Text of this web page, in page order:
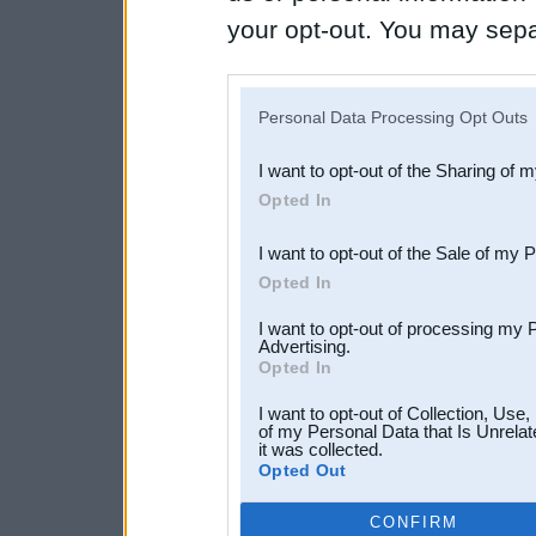
your opt-out. You may
Downstream Participants
third parties.
Personal Data Processing Opt Outs
I want to opt-out of the Sharing of
Opted In
I want to opt-out of the Sale of my
Opted In
I want to opt-out of processing my
Advertising.
Opted In
I want to opt-out of Collection,
of my Personal Data that Is
it was collected.
Opted Out
CONFIRM